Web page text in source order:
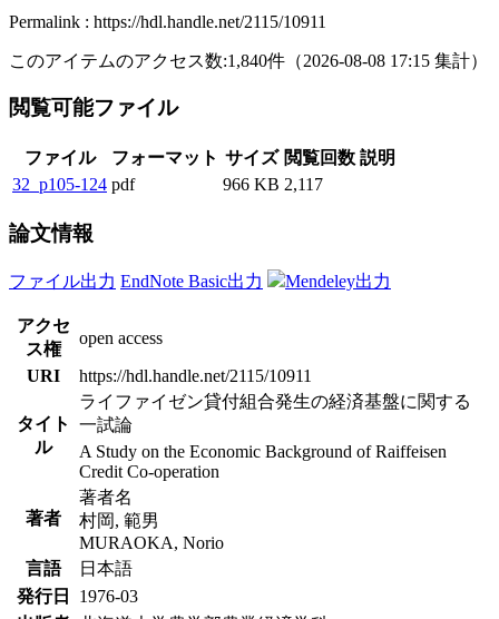
Permalink : https://hdl.handle.net/2115/10911
このアイテムのアクセス数:1,840件 （2026-08-08 17:15 集計）
閲覧可能ファイル
ファイル フォーマット サイズ 閲覧回数 説明
32_p105-124 pdf 966 KB 2,117
論文情報
ファイル出力 EndNote Basic出力 Mendeley出力
アクセ
ス権
open access
URI
https://hdl.handle.net/2115/10911
タイト
ル
ライファイゼン貸付組合発生の経済基盤に関する
一試論
A Study on the Economic Background of Raiffeisen
Credit Co-operation
著者
著者名
村岡, 範男
MURAOKA, Norio
言語
日本語
発行日
1976-03